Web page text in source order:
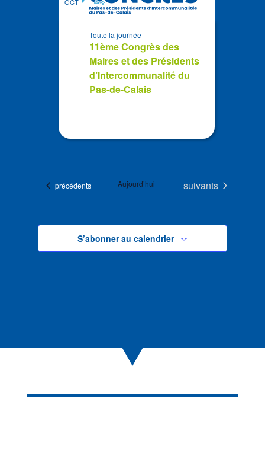
11ème Congrès des
Maires et des Présidents
d’Intercommunalité du
Pas-de-Calais
Toute la journée
Évènements
précédents Aujourd’hui Évènements
suivants
S’abonner au calendrier